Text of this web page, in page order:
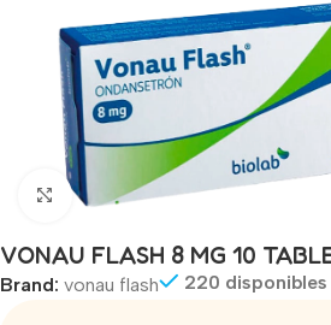
Click to enlarge
VONAU FLASH 8 MG 10
Brand: vonau flash 220 disponibles